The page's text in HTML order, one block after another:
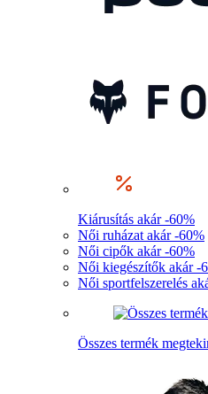
Kiárusítás akár -60%
Női ruházat akár -60%
Női cipők akár -60%
Női kiegészítők akár -
Női sportfelszerelés
Összes termék